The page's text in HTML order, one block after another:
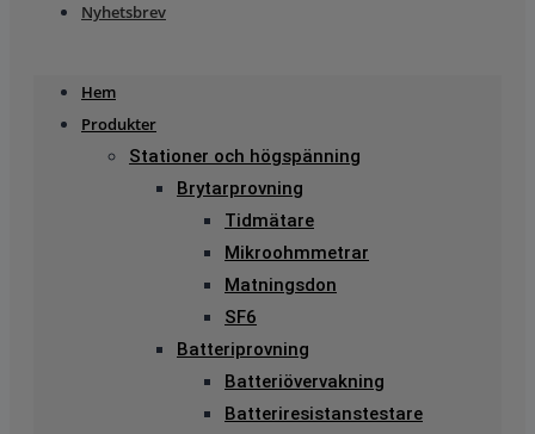
Nyhetsbrev
Hem
Produkter
Stationer och högspänning
Brytarprovning
Tidmätare
Mikroohmmetrar
Matningsdon
SF6
Batteriprovning
Batteriövervakning
Batteriresistanstestare